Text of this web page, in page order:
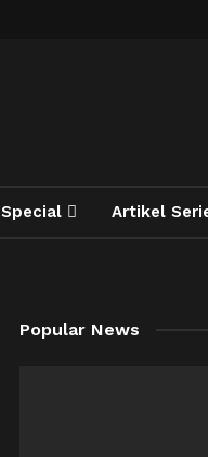
Special Artikel
Popular News